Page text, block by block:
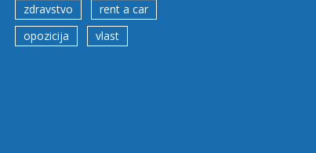
zdravstvo
rent a car
opozicija
vlast